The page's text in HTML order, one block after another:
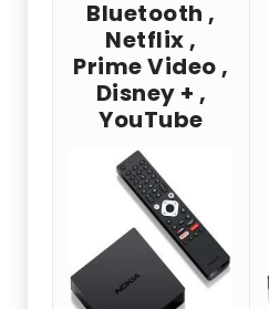
Bluetooth ,
Netflix ,
Prime Video ,
Disney + ,
YouTube